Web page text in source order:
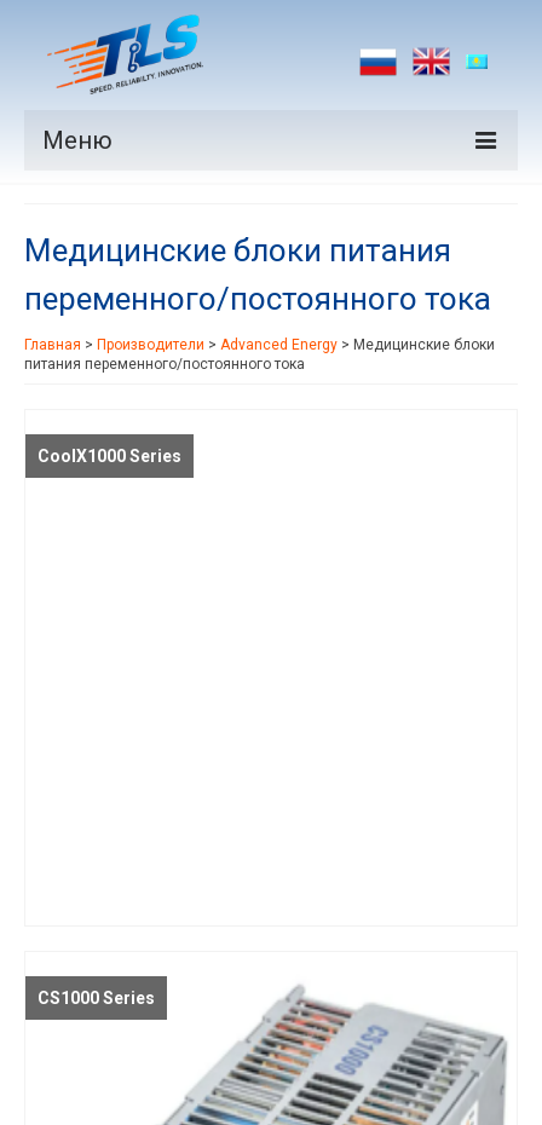
Меню
Производители
Рынки
Новости
Медицинские блоки питания
переменного/постоянного тока
Главная > Производители > Advanced Energy > Медицинские блоки
питания переменного/постоянного тока
CoolX1000 Series
CS1000 Series